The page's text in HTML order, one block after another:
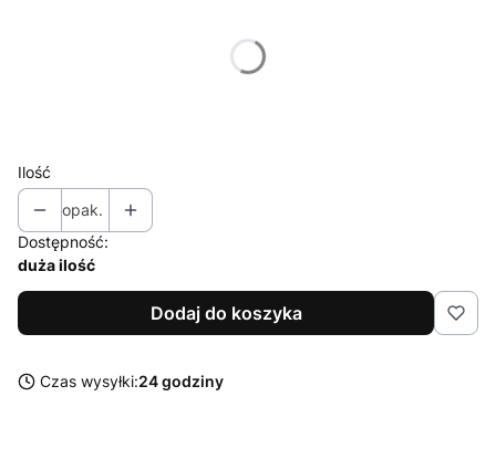
Ilość
opak.
Dostępność:
duża ilość
Dodaj do koszyka
Czas wysyłki:24 godziny